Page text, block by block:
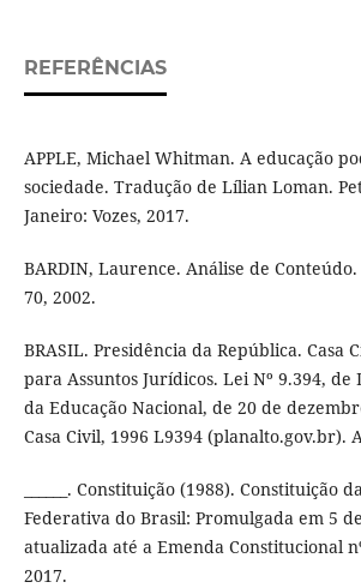
REFERÊNCIAS
APPLE, Michael Whitman. A educação
sociedade. Tradução de Lílian Loman.
Janeiro: Vozes, 2017.
BARDIN, Laurence. Análise de
70, 2002.
BRASIL. Presidência da República. Casa
para Assuntos Jurídicos. Lei Nº 9.394, de
da Educação Nacional, de 20 de
Casa Civil, 1996 L9394 (planalto.gov.br).
______. Constituição (1988). Constituição
Federativa do Brasil: Promulgada em 5
atualizada até a Emenda Constitucional
2017.